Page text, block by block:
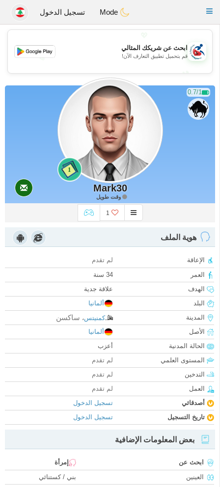
Handi Space
Toggle
تسجيل الدخول
💖
💕
💕
ابحث عن شريكك المثالي
قم بتحميل تطبيق التعارف الآن!
0.7/1
1
Mark30
وقت طويل
1
هوية الملف
الإعاقة
لم تقدم
العمر
34 سنة
الهدف
علاقة جدية
البلد
ألمانيا
المدينة
كمنيتس، ساكسن
الأصل
ألمانيا
الحالة المدنية
أعزب
المستوى العلمي
لم تقدم
التدخين
لم تقدم
العمل
لم تقدم
أصدقائي
تسجيل الدخول
تاريخ التسجيل
تسجيل الدخول
بعض المعلومات الإضافية
ابحث عن
إمرأة
العينين
بني / كستنائي